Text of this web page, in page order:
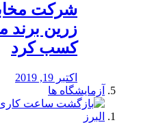
شرکت
زرین برند
کسب کرد
اکتبر 19, 2019
آزمایشگاه ها